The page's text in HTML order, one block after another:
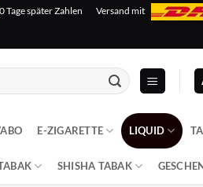
Tage später Zahlen Versand mit
E-ZIGARETTE LIQUID
SHISHA TABAK